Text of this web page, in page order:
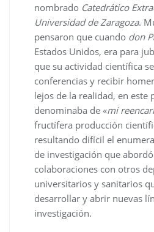
nombrado Catedrático
Universidad de Zaragoza.
pensaron que cuando don
Estados Unidos, era para
que su actividad científica
conferencias y recibir
lejos de la realidad, en este
denominaba de «mi
fructífera producción
resultando difícil el
de investigación que
colaboraciones con otros
universitarios y sanitarios
desarrollar y abrir nuevas
investigación.